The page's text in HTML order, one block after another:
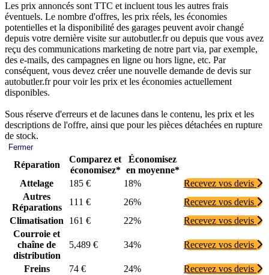
Les prix annoncés sont TTC et incluent tous les autres frais
éventuels. Le nombre d'offres, les prix réels, les économies
potentielles et la disponibilité des garages peuvent avoir changé
depuis votre dernière visite sur autobutler.fr ou depuis que vous avez
reçu des communications marketing de notre part via, par exemple,
des e-mails, des campagnes en ligne ou hors ligne, etc. Par
conséquent, vous devez créer une nouvelle demande de devis sur
autobutler.fr pour voir les prix et les économies actuellement
disponibles.
Sous réserve d'erreurs et de lacunes dans le contenu, les prix et les
descriptions de l'offre, ainsi que pour les pièces détachées en rupture
de stock.
Fermer
Réparation
Comparez et
économisez*
Économisez
en moyenne*
Attelage
185 € 18%
Recevez vos devis
Autres
Réparations
111 € 26%
Recevez vos devis
Climatisation
161 € 22%
Recevez vos devis
Courroie et
chaîne de
distribution
5,489 € 34% Recevez vos devis
Freins 74 € 24%
Recevez vos devis